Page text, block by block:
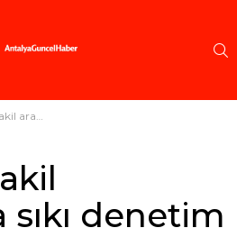
sıkı denetim
sıkı denetim